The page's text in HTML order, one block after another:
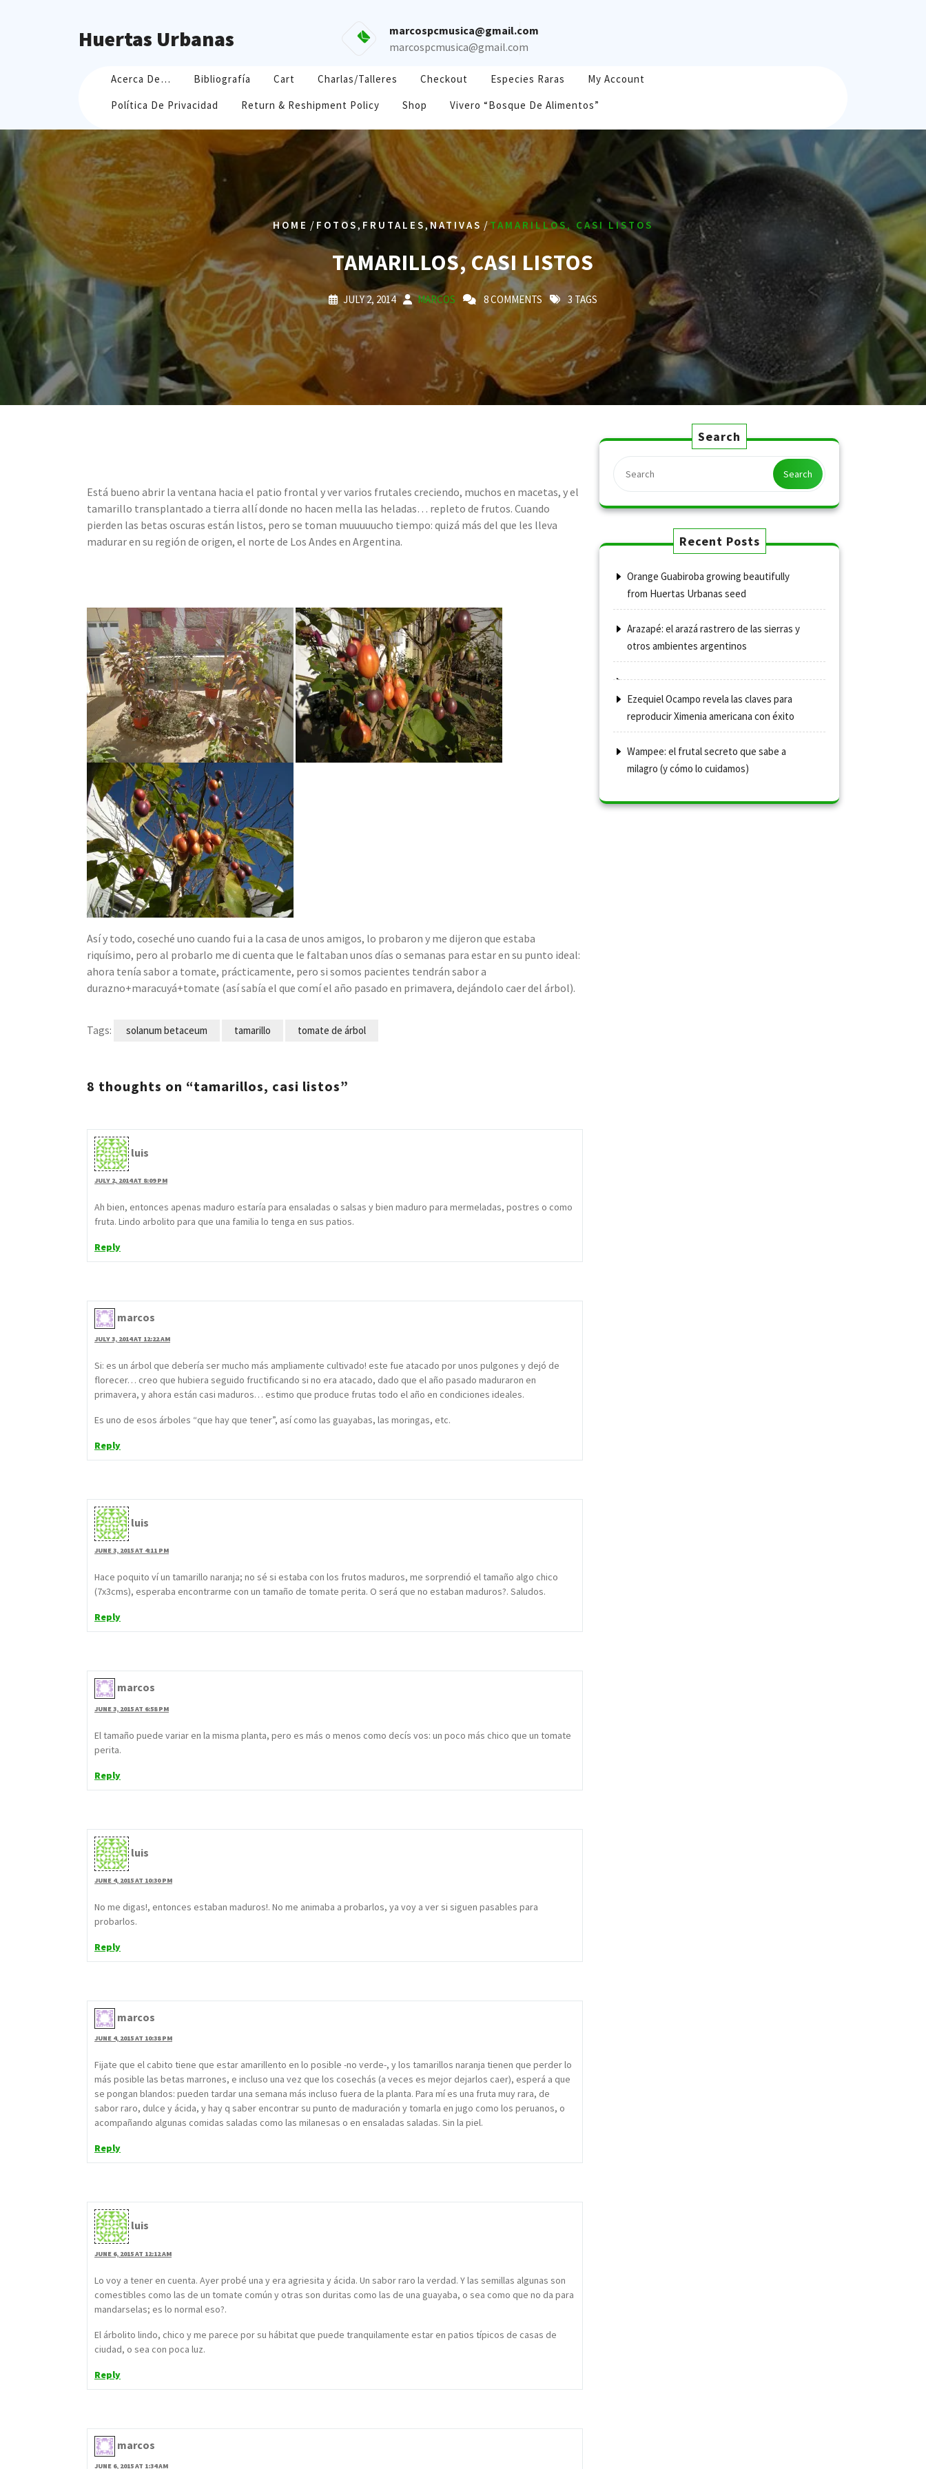
Huertas Urbanas
marcospcmusica@gmail.com
marcospcmusica@gmail.com
Acerca De… Bibliografía Cart Charlas/Talleres Checkout Especies Raras
My Account
Política De Privacidad
Return & Reshipment Policy Shop Vivero “Bosque De Alimentos”
HOME / FOTOS, FRUTALES,NATIVAS /TAMARILLOS, CASI LISTOS
TAMARILLOS, CASI LISTOS
JULY 2, 2014 MARCOS 8 COMMENTS 3 TAGS
Está bueno abrir la ventana hacia el patio frontal y ver varios frutales creciendo, muchos en macetas, y el
tamarillo transplantado a tierra allí donde no hacen mella las heladas… repleto de frutos. Cuando
pierden las betas oscuras están listos, pero se toman muuuuucho tiempo: quizá más del que les lleva
madurar en su región de origen, el norte de Los Andes en Argentina.
Así y todo, coseché uno cuando fui a la casa de unos amigos, lo probaron y me dijeron que estaba
riquísimo, pero al probarlo me di cuenta que le faltaban unos días o semanas para estar en su punto ideal:
ahora tenía sabor a tomate, prácticamente, pero si somos pacientes tendrán sabor a
durazno+maracuyá+tomate (así sabía el que comí el año pasado en primavera, dejándolo caer del árbol).
Tags: solanum betaceum tamarillo tomate de árbol
8 thoughts on “tamarillos, casi listos”
luis
JULY 2, 2014 AT 8:09 PM
Ah bien, entonces apenas maduro estaría para ensaladas o salsas y bien maduro para mermeladas, postres o como
fruta. Lindo arbolito para que una familia lo tenga en sus patios.
Reply
marcos
JULY 3, 2014 AT 12:22 AM
Si: es un árbol que debería ser mucho más ampliamente cultivado! este fue atacado por unos pulgones y dejó de
florecer… creo que hubiera seguido fructificando si no era atacado, dado que el año pasado maduraron en
primavera, y ahora están casi maduros… estimo que produce frutas todo el año en condiciones ideales.
Es uno de esos árboles “que hay que tener”, así como las guayabas, las moringas, etc.
Reply
luis
JUNE 3, 2015 AT 4:11 PM
Hace poquito ví un tamarillo naranja; no sé si estaba con los frutos maduros, me sorprendió el tamaño algo chico
(7x3cms), esperaba encontrarme con un tamaño de tomate perita. O será que no estaban maduros?. Saludos.
Reply
marcos
JUNE 3, 2015 AT 6:58 PM
El tamaño puede variar en la misma planta, pero es más o menos como decís vos: un poco más chico que un tomate
perita.
Reply
luis
JUNE 4, 2015 AT 10:30 PM
No me digas!, entonces estaban maduros!. No me animaba a probarlos, ya voy a ver si siguen pasables para
probarlos.
Reply
marcos
JUNE 4, 2015 AT 10:38 PM
Fijate que el cabito tiene que estar amarillento en lo posible -no verde-, y los tamarillos naranja tienen que perder lo
más posible las betas marrones, e incluso una vez que los cosechás (a veces es mejor dejarlos caer), esperá a que
se pongan blandos: pueden tardar una semana más incluso fuera de la planta. Para mí es una fruta muy rara, de
sabor raro, dulce y ácida, y hay q saber encontrar su punto de maduración y tomarla en jugo como los peruanos, o
acompañando algunas comidas saladas como las milanesas o en ensaladas saladas. Sin la piel.
Reply
luis
JUNE 6, 2015 AT 12:12 AM
Lo voy a tener en cuenta. Ayer probé una y era agriesita y ácida. Un sabor raro la verdad. Y las semillas algunas son
comestibles como las de un tomate común y otras son duritas como las de una guayaba, o sea como que no da para
mandarselas; es lo normal eso?.
El árbolito lindo, chico y me parece por su hábitat que puede tranquilamente estar en patios típicos de casas de
ciudad, o sea con poca luz.
Reply
marcos
JUNE 6, 2015 AT 1:34 AM
Search
Search
Recent Posts
Orange Guabiroba growing beautifully
from Huertas Urbanas seed
Arazapé: el arazá rastrero de las sierras y
otros ambientes argentinos
Ezequiel Ocampo revela las claves para
reproducir Ximenia americana con éxito
Wampee: el frutal secreto que sabe a
milagro (y cómo lo cuidamos)